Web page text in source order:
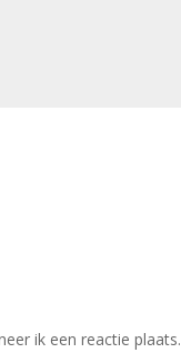
ik een reactie plaats.